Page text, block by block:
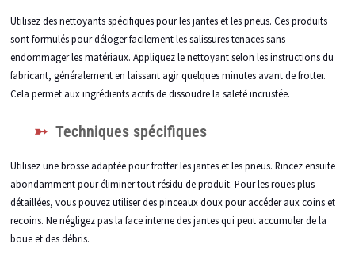
Utilisez des nettoyants spécifiques pour les jantes et les pneus. Ces produits
sont formulés pour déloger facilement les salissures tenaces sans
endommager les matériaux. Appliquez le nettoyant selon les instructions du
fabricant, généralement en laissant agir quelques minutes avant de frotter.
Cela permet aux ingrédients actifs de dissoudre la saleté incrustée.
Techniques spécifiques
Utilisez une brosse adaptée pour frotter les jantes et les pneus. Rincez ensuite
abondamment pour éliminer tout résidu de produit. Pour les roues plus
détaillées, vous pouvez utiliser des pinceaux doux pour accéder aux coins et
recoins. Ne négligez pas la face interne des jantes qui peut accumuler de la
boue et des débris.